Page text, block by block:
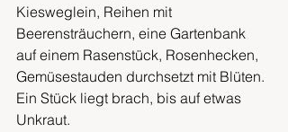
Kiesweglein, Reihen mit
Beerensträuchern, eine Gartenbank
auf einem Rasenstück, Rosenhecken,
Gemüsestauden durchsetzt mit Blüten.
Ein Stück liegt brach, bis auf etwas
Unkraut.